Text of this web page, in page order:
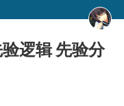
逻辑 先验分